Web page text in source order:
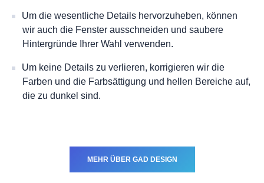
Um die wesentliche Details hervorzuheben, können
wir auch die Fenster ausschneiden und saubere
Hintergründe Ihrer Wahl verwenden.
Um keine Details zu verlieren, korrigieren wir die
Farben und die Farbsättigung und hellen Bereiche auf,
die zu dunkel sind.
MEHR ÜBER GAD DESIGN